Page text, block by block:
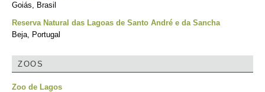
Goiás, Brasil
Reserva Natural das Lagoas de Santo André e da Sancha
Beja, Portugal
ZOOS
Zoo de Lagos